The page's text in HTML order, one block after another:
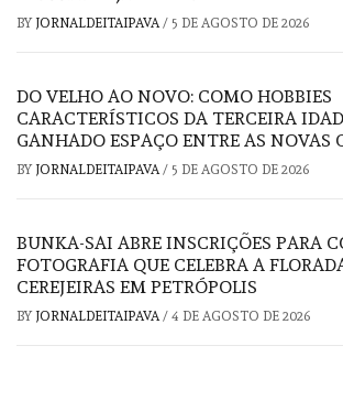
BY JORNALDEITAIPAVA/ 5 DE AGOSTO DE 2026
DO VELHO AO NOVO: COMO HOBBIES
CARACTERÍSTICOS DA TERCEIRA
GANHADO ESPAÇO ENTRE AS NOVAS
BY JORNALDEITAIPAVA/ 5 DE AGOSTO DE 2026
BUNKA-SAI ABRE INSCRIÇÕES PARA
FOTOGRAFIA QUE CELEBRA A
CEREJEIRAS EM PETRÓPOLIS
BY JORNALDEITAIPAVA/ 4 DE AGOSTO DE 2026